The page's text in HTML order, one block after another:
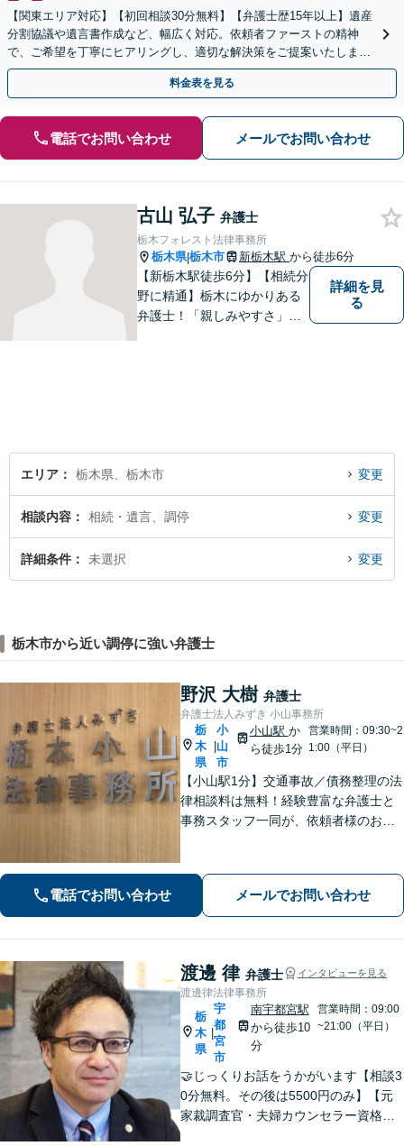
【関東エリア対応】【初回相談30分無料】【弁護士歴15年以上】遺産
分割協議や遺言書作成など、幅広く対応。依頼者ファーストの精神
で、ご希望を丁寧にヒアリングし、適切な解決策をご提案いたしま
す。まずは無料相談でお悩みをお聞かせください。
料金表を見る
電話でお問い合わせ メールでお問い合わせ
古山 弘子 弁護士
栃木フォレスト法律事務所
栃木県|栃木市 新栃木駅 から徒歩6分
【新栃木駅徒歩6分】【相続分
野に精通】栃木にゆかりある
弁護士！「親しみやすさ」
詳細を見
る
エリア 栃木県、栃木市 変更
相談内容 相続・遺言、調停 変更
詳細条件 未選択 変更
栃木市から近い調停に強い弁護士
野沢 大樹 弁護士
弁護士法人みずき 小山事務所
栃
木
県
小
山
市
小山駅 か
ら徒歩1分
営業時間：09:30~2
1:00（平日）
【小山駅1分】交通事故／債務整理の法
律相談料は無料！経験豊富な弁護士と
事務スタッフ一同が、依頼者様のお悩
観点から解決策をご提案してまいりま
す。【休日・夜間対応】
電話でお問い合わせ メールでお問い合わせ
渡邊 律 弁護士 インタビューを見る
渡邊律法律事務所
栃
木
県
|
宇
都
宮
市
南宇都宮駅
から徒歩10
分
営業時間：09:00
~21:00（平日）
🤝じっくりお話をうかがいます【相談3
0分無料。その後は5500円のみ】【元
家裁調査官・夫婦カウンセラー資格あ